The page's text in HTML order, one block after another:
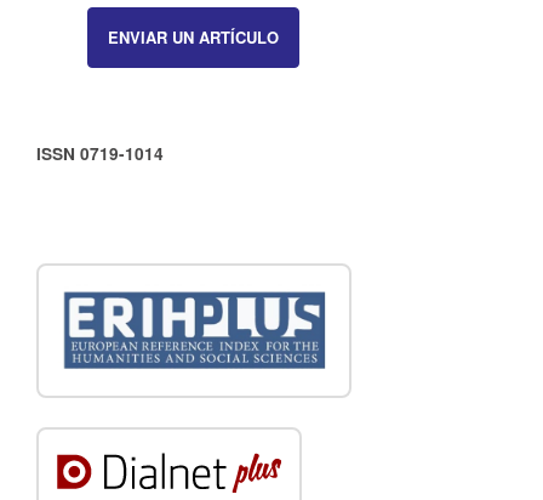
ENVIAR UN ARTÍCULO
ISSN 0719-1014